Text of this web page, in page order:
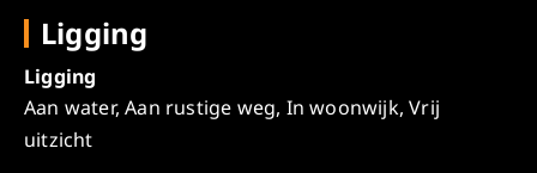
Ligging
Ligging
Aan water, Aan rustige weg, In woonwijk, Vrij
uitzicht